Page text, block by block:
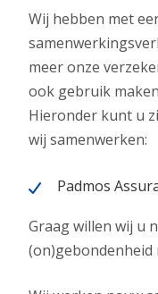
Wij hebben met
meer onze
ook gebruik
Hieronder kunt u
wij samenwerken:
Padmos
Graag willen wij u